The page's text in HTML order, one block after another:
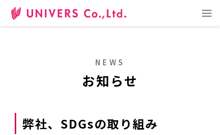
採用サイト
NEWS
お知らせ
弊社、SDGsの取り組み